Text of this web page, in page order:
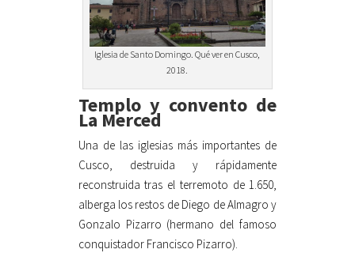
Iglesia de Santo Domingo. Qué ver en Cusco,
2018.
Templo y convento de
La Merced
Una de las iglesias más importantes de
Cusco, destruida y rápidamente
reconstruida tras el terremoto de 1.650,
alberga los restos de Diego de Almagro y
Gonzalo Pizarro (hermano del famoso
conquistador Francisco Pizarro).